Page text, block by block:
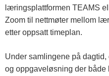
læringsplattformen TEAMS
Zoom til nettmøter mellom
etter oppsatt timeplan.
Under samlingene på
og oppgaveløsning der både